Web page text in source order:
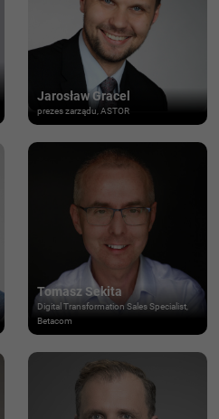
Jarosław Gracel
prezes zarządu, ASTOR
Tomasz Sekita
Digital Transformation Sales Specialist,
Betacom